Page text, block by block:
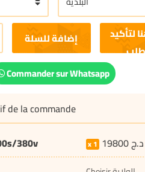
إضافة للسلة
Commander sur Whatsapp
de la commande
380v
1 19800د.ج